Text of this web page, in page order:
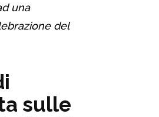
una
del
sulle